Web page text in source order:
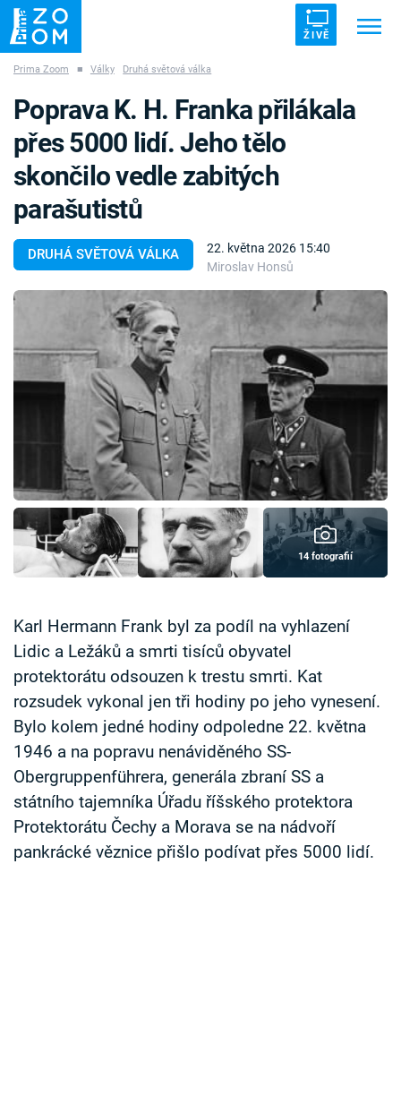
ŽIVĚ
ZÁHADY VETŘELCI DÁVNOVĚKU
Témata
Témata
TV Program
Časopis
Sledujte prima+
Přihlášení
Prima Zoom ■ Války Druhá světová válka
DRUHÁ SVĚTOVÁ VÁLKA
22. května 2026 15:40
Miroslav Honsů
Poprava K. H. Franka přilákala
přes 5000 lidí. Jeho tělo
skončilo vedle zabitých
parašutistů
14 fotografií
Karl Hermann Frank byl za podíl na vyhlazení
Lidic a Ležáků a smrti tisíců obyvatel
protektorátu odsouzen k trestu smrti. Kat
rozsudek vykonal jen tři hodiny po jeho vynesení.
Bylo kolem jedné hodiny odpoledne 22. května
1946 a na popravu nenáviděného SS-
Obergruppenführera, generála zbraní SS a
státního tajemníka Úřadu říšského protektora
Protektorátu Čechy a Morava se na nádvoří
pankrácké věznice přišlo podívat přes 5000 lidí.